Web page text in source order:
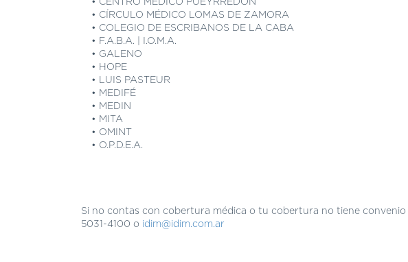
• CÍRCULO MÉDICO LOMAS DE ZAMORA
• COLEGIO DE ESCRIBANOS DE LA CABA
• F.A.B.A. | I.O.M.A.
• GALENO
• HOPE
• LUIS PASTEUR
• MEDIFÉ
• MEDIN
• MITA
• OMINT
• O.P.D.E.A.
Si no contas con cobertura médica o tu cobertura no tiene
5031-4100 o idim@idim.com.ar